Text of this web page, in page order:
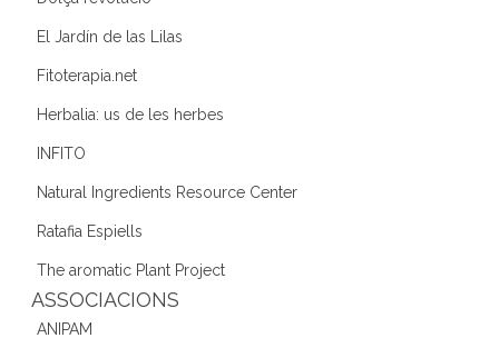
El Jardín de las Lilas
Fitoterapia.net
Herbalia: us de les herbes
INFITO
Natural Ingredients Resource Center
Ratafia Espiells
The aromatic Plant Project
ASSOCIACIONS
ANIPAM